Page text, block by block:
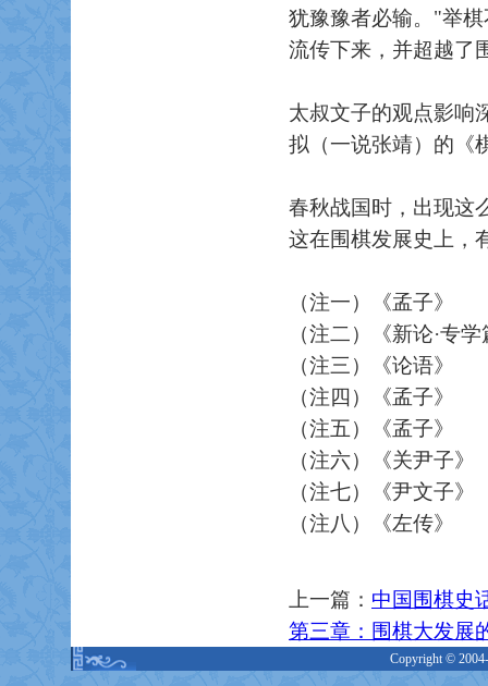
犹豫豫者必输。"举
流传下来，并超越了
太叔文子的观点影响
拟（一说张靖）的《
春秋战国时，出现这
这在围棋发展史上，
（注一）《孟子》
（注二）《新论·专
（注三）《论语》
（注四）《孟子》
（注五）《孟子》
（注六）《关尹子》
（注七）《尹文子》
（注八）《左传》
上一篇： 中国围棋史
第三章：围棋大发展
Copyright ©